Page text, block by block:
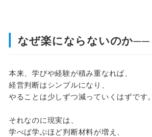
なぜ楽にならないのか──
本来、学びや経験が積み重なれば、
経営判断はシンプルになり、
やることは少しずつ減っていくはずです。
それなのに現実は、
学べば学ぶほど判断材料が増え、